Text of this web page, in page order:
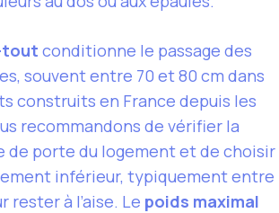
tout conditionne le passage des
souvent entre 70 et 80 cm dans
construits en France depuis les
recommandons de vérifier la
de porte du logement et de choisir
inférieur, typiquement entre
rester à l’aise. Le poids maximal